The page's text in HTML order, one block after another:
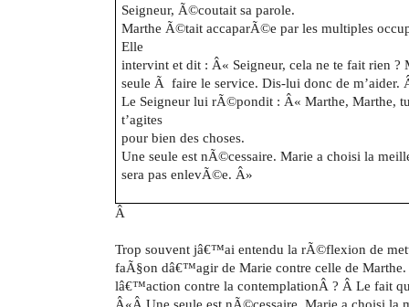
Seigneur, Ã©coutait sa parole.
Marthe Ã©tait accaparÃ©e par les multiples
Elle
intervint et dit : Â« Seigneur, cela ne te fait rien ?
seule Ã faire le service. Dis-lui donc de m’aider.
Le Seigneur lui rÃ©pondit : Â« Marthe, Marthe,
t’agites
pour bien des choses.
Une seule est nÃ©cessaire. Marie a choisi la
sera pas enlevÃ©e. Â»
Â
Trop souvent jâ€™ai entendu la rÃ©flexion de
faÃ§on dâ€™agir de Marie contre celle de Marthe.
lâ€™action contre la contemplationÂ ? Â Le fait